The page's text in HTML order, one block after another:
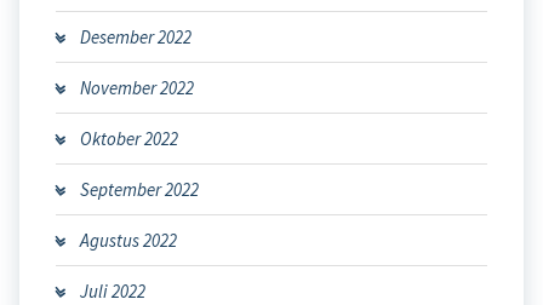
Desember 2022
November 2022
Oktober 2022
September 2022
Agustus 2022
Juli 2022